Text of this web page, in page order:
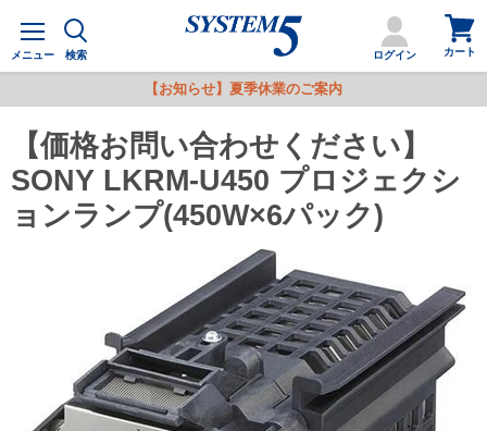
メ
ュ
メニュー 検索 ログイン
カ
ー
ト
を
る
カート
【お知らせ】夏季休業のご案内
【価格お問い合わせください】
SONY LKRM-U450 プロジェクシ
ョンランプ(450W×6パック)